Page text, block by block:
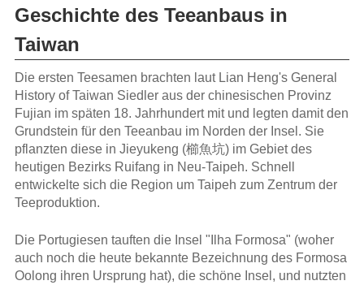
Geschichte des Teeanbaus in
Taiwan
Die ersten Teesamen brachten laut Lian Heng's General
History of Taiwan Siedler aus der chinesischen Provinz
Fujian im späten 18. Jahrhundert mit und legten damit den
Grundstein für den Teeanbau im Norden der Insel. Sie
pflanzten diese in Jieyukeng (櫛魚坑) im Gebiet des
heutigen Bezirks Ruifang in Neu-Taipeh. Schnell
entwickelte sich die Region um Taipeh zum Zentrum der
Teeproduktion.
Die Portugiesen tauften die Insel "Ilha Formosa" (woher
auch noch die heute bekannte Bezeichnung des Formosa
Oolong ihren Ursprung hat), die schöne Insel, und nutzten